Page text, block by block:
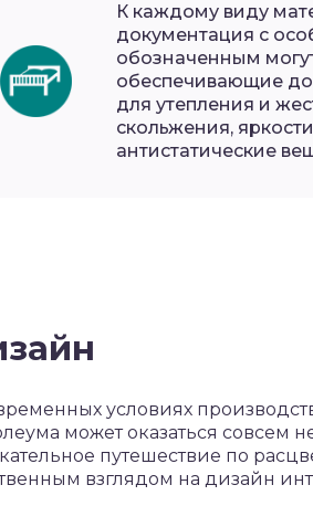
К каждому виду
документация с
обозначенным
обеспечивающие
для утепления и
скольжения,
антистатические
условиях
может оказаться совсем
путешествие по
взглядом на дизайн